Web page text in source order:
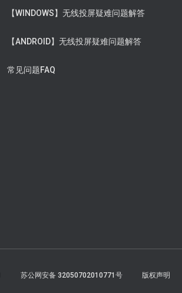
【WINDOWS】无线投屏疑难问题解答
【ANDROID】无线投屏疑难问题解答
常见问题FAQ
苏公网安备 32050702010771号 版权声明